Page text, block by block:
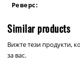
Реверс:
Similar products
Вижте тези продукти,
за вас.